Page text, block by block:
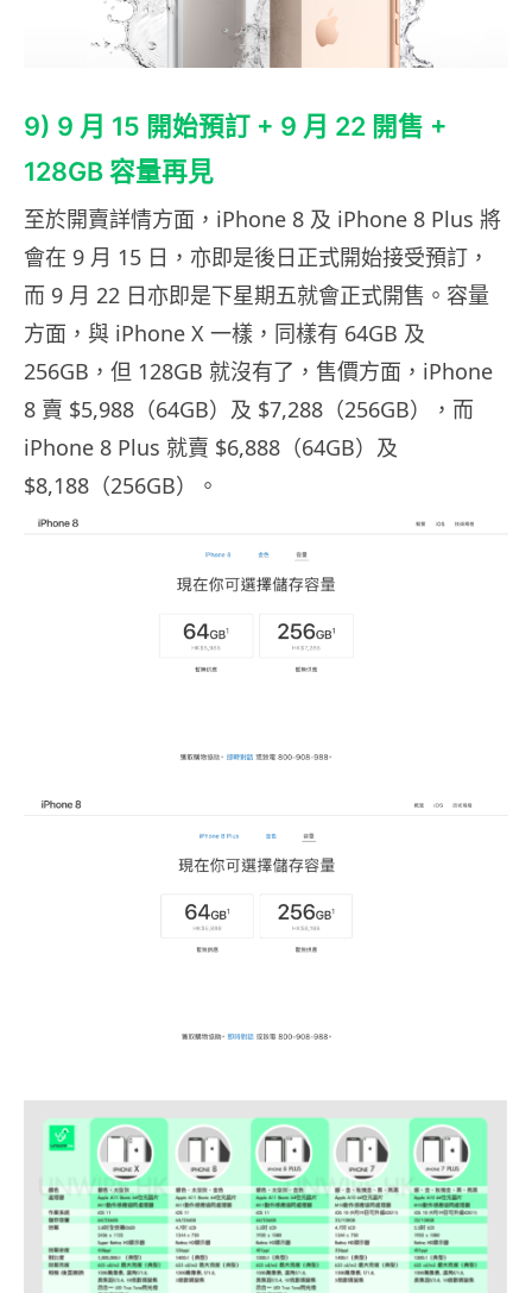
9) 9 月 15 開始預訂 + 9 月 22 開售 +
128GB 容量再見
至於開賣詳情方面，iPhone 8 及 iPhone 8 Plus 將
會在 9 月 15 日，亦即是後日正式開始接受預訂，
而 9 月 22 日亦即是下星期五就會正式開售。容量
方面，與 iPhone X 一樣，同樣有 64GB 及
256GB，但 128GB 就沒有了，售價方面，iPhone
8 賣 $5,988（64GB）及 $7,288（256GB），而
iPhone 8 Plus 就賣 $6,888（64GB）及
$8,188（256GB）。